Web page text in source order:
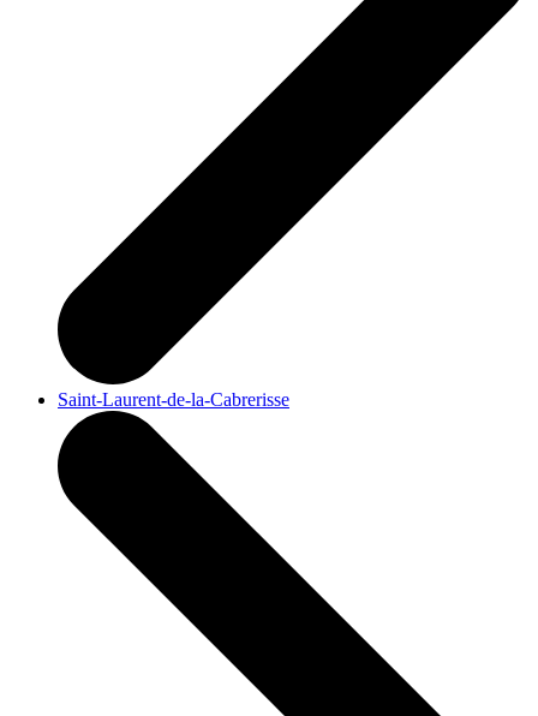
Saint-Laurent-de-la-Cabrerisse